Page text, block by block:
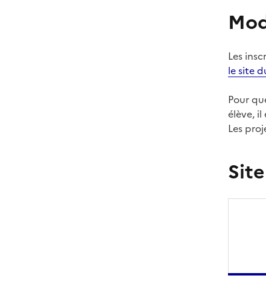
Les
le site
Pour
élève,
Les